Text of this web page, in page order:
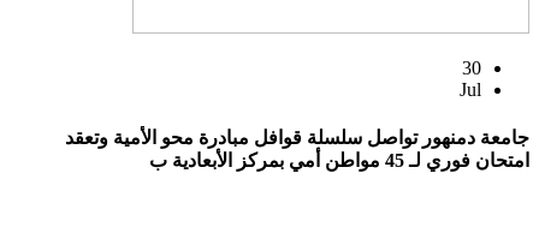
30
Jul
جامعة دمنهور تواصل سلسلة قوافل مبادرة محو الأمية وتعقد
امتحان فوري لـ 45 مواطن أمي بمركز الأبعادية ب